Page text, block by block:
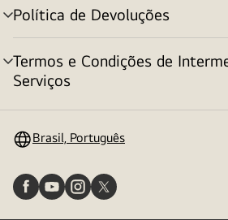
Política de Devoluções
alternar
menu
Termos e Condições de
Serviços
alternar
Brasil, Português